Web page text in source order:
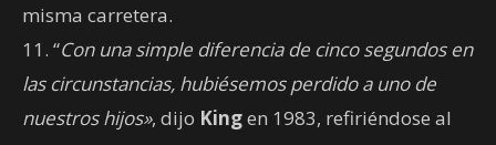
misma carretera.
11. “Con una simple diferencia de cinco segundos en
las circunstancias, hubiésemos perdido a uno de
nuestros hijos», dijo Kingen 1983, refiriéndose al